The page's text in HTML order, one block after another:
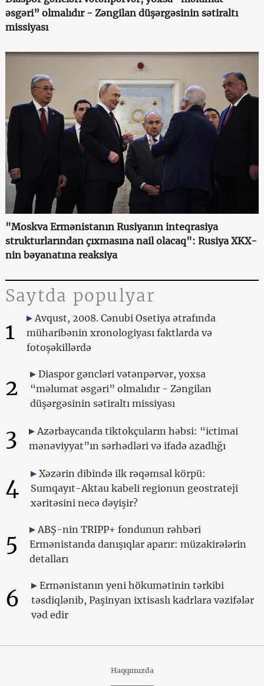
əsgəri” olmalıdır - Zəngilan düşərgəsinin sətiraltı
missiyası
"Moskva Ermənistanın Rusiyanın inteqrasiya
strukturlarından çıxmasına nail olacaq": Rusiya XKX-
nin bəyanatına reaksiya
Saytda populyar
1
Avqust, 2008. Cənubi Osetiya ətrafında
müharibənin xronologiyası faktlarda və
fotoşəkillərdə
2
Diaspor gəncləri vətənpərvər, yoxsa
“məlumat əsgəri” olmalıdır - Zəngilan
düşərgəsinin sətiraltı missiyası
3
Azərbaycanda tiktokçuların həbsi: “ictimai
mənəviyyat”ın sərhədləri və ifadə azadlığı
4
Xəzərin dibində ilk rəqəmsal körpü:
Sumqayıt-Aktau kabeli regionun geostrateji
xəritəsini necə dəyişir?
5
ABŞ-nin TRIPP+ fondunun rəhbəri
Ermənistanda danışıqlar aparır: müzakirələrin
detalları
6
Ermənistanın yeni hökumətinin tərkibi
təsdiqlənib, Paşinyan ixtisaslı kadrlara vəzifələr
vəd edir
Haqqımızda